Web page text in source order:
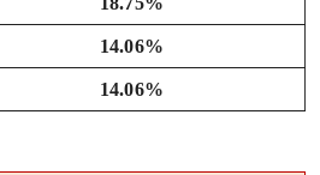
14.06%
14.06%